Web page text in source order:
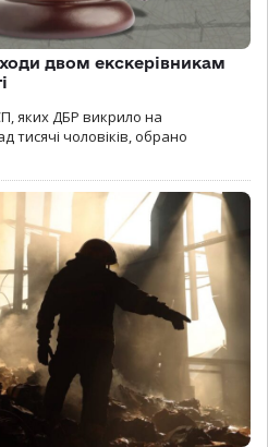
двом екскерівникам
яких ДБР викрило на
тисячі чоловіків, обрано